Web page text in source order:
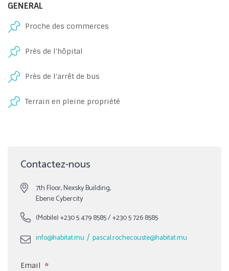
GENERAL
Proche des commerces
Près de l'hôpital
Près de l'arrêt de bus
Terrain en pleine propriété
Contactez-nous
7th Floor, Nexsky Building,
Ebene Cybercity
(Mobile)+230 5 479 8585/+230 5 726 8585
info@habitat.mu / pascal.rochecouste@habitat.mu
Email *